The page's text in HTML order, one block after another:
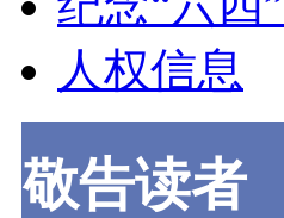
人权信息
敬告读者